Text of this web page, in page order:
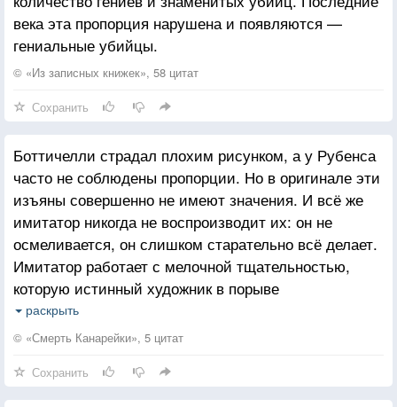
века эта пропорция нарушена и появляются —
гениальные убийцы.
© «Из записных книжек», 58 цитат
Сохранить
Боттичелли страдал плохим рисунком, а у Рубенса
часто не соблюдены пропорции. Но в оригинале эти
изъяны совершенно не имеют значения. И всё же
имитатор никогда не воспроизводит их: он не
осмеливается, он слишком старательно всё делает.
Имитатор работает с мелочной тщательностью,
которую истинный художник в порыве
созидательного труда никогда не соблюдает. И вот
вам: невозможно воспроизвести то чувство, ту
раскрыть
© «Смерть Канарейки», 5 цитат
Сохранить